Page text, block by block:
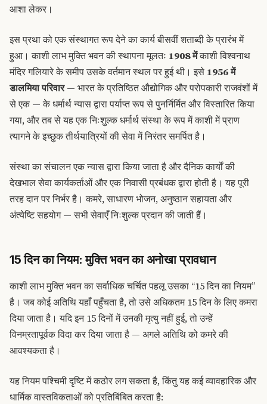
आशा लेकर।
इस प्रथा को एक संस्थागत रूप देने का कार्य बीसवीं शताब्दी के प्रारंभ में
हुआ। काशी लाभ मुक्ति भवन की स्थापना मूलतः 1908 मेंकाशी विश्वनाथ
मंदिर गलियारे के समीप उसके वर्तमान स्थल पर हुई थी। इसे 1956 में
डालमिया परिवार— भारत के प्रतिष्ठित औद्योगिक और परोपकारी राजवंशों में
से एक — के धर्मार्थ न्यास द्वारा पर्याप्त रूप से पुनर्निर्मित और विस्तारित किया
गया, और तब से यह एक निःशुल्क धर्मार्थ संस्था के रूप में काशी में प्राण
त्यागने के इच्छुक तीर्थयात्रियों की सेवा में निरंतर समर्पित है।
संस्था का संचालन एक न्यास द्वारा किया जाता है और दैनिक कार्यों की
देखभाल सेवा कार्यकर्ताओं और एक निवासी प्रबंधक द्वारा होती है। यह पूरी
तरह दान पर निर्भर है। कमरे, साधारण भोजन, अनुष्ठान सहायता और
अंत्येष्टि सहयोग — सभी सेवाएँ निःशुल्क प्रदान की जाती हैं।
15 दिन का नियम: मुक्ति भवन का अनोखा प्रावधान
काशी लाभ मुक्ति भवन का सर्वाधिक चर्चित पहलू उसका “15 दिन का नियम”
है। जब कोई अतिथि यहाँ पहुँचता है, तो उसे अधिकतम 15 दिन के लिए कमरा
दिया जाता है। यदि इन 15 दिनों में उनकी मृत्यु नहीं हुई, तो उन्हें
विनम्रतापूर्वक विदा कर दिया जाता है — अगले अतिथि को कमरे की
आवश्यकता है।
यह नियम पश्चिमी दृष्टि में कठोर लग सकता है, किंतु यह कई व्यावहारिक और
धार्मिक वास्तविकताओं को प्रतिबिंबित करता है: